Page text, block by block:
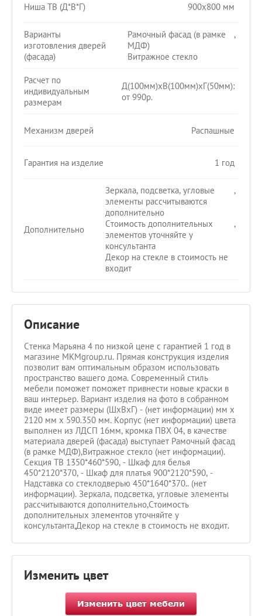
Ниша ТВ (Д*В*Г) 900х800 мм
Варианты
изготовления дверей
(фасада)
Рамочный фасад (в рамке
МДФ)
,
Витражное стекло
Расчет по
индивидуальным
размерам
Д(100мм)хВ(100мм)хГ(50мм):
от 990р.
Механизм дверей Распашные
Гарантия на изделие 1 год
Дополнительно
Зеркала, подсветка, угловые
элементы рассчитываются
дополнительно
,
Стоимость дополнительных
элементов уточняйте у
консультанта
,
Декор на стекле в стоимость не
входит
Описание
Стенка Марьяна 4 по низкой цене с гарантией 1 год в
магазине MKMgroup.ru. Прямая конструкция изделия
позволит вам оптимальным образом использовать
пространство вашего дома. Современный стиль
мебели поможет поможет привнести новые краски в
ваш интерьер. Вариант изделия на фото в собранном
виде имеет размеры (ШхВхГ) - (нет информации) мм х
2120 мм х 590.350 мм. Корпус (нет информации) цвета
выполнен из ЛДСП 16мм, кромка ПВХ 04, в качестве
материала дверей (фасада) выступает Рамочный фасад
(в рамке МДФ),Витражное стекло (нет информации).
Секция ТВ 1350*460*590, - Шкаф для белья
450*2120*370, - Шкаф для платья 900*2120*590, -
Надставка со стеклодверью 450*1640*370.. (нет
информации). Зеркала, подсветка, угловые элементы
рассчитываются дополнительно,Стоимость
дополнительных элементов уточняйте у
консультанта,Декор на стекле в стоимость не входит.
Изменить цвет